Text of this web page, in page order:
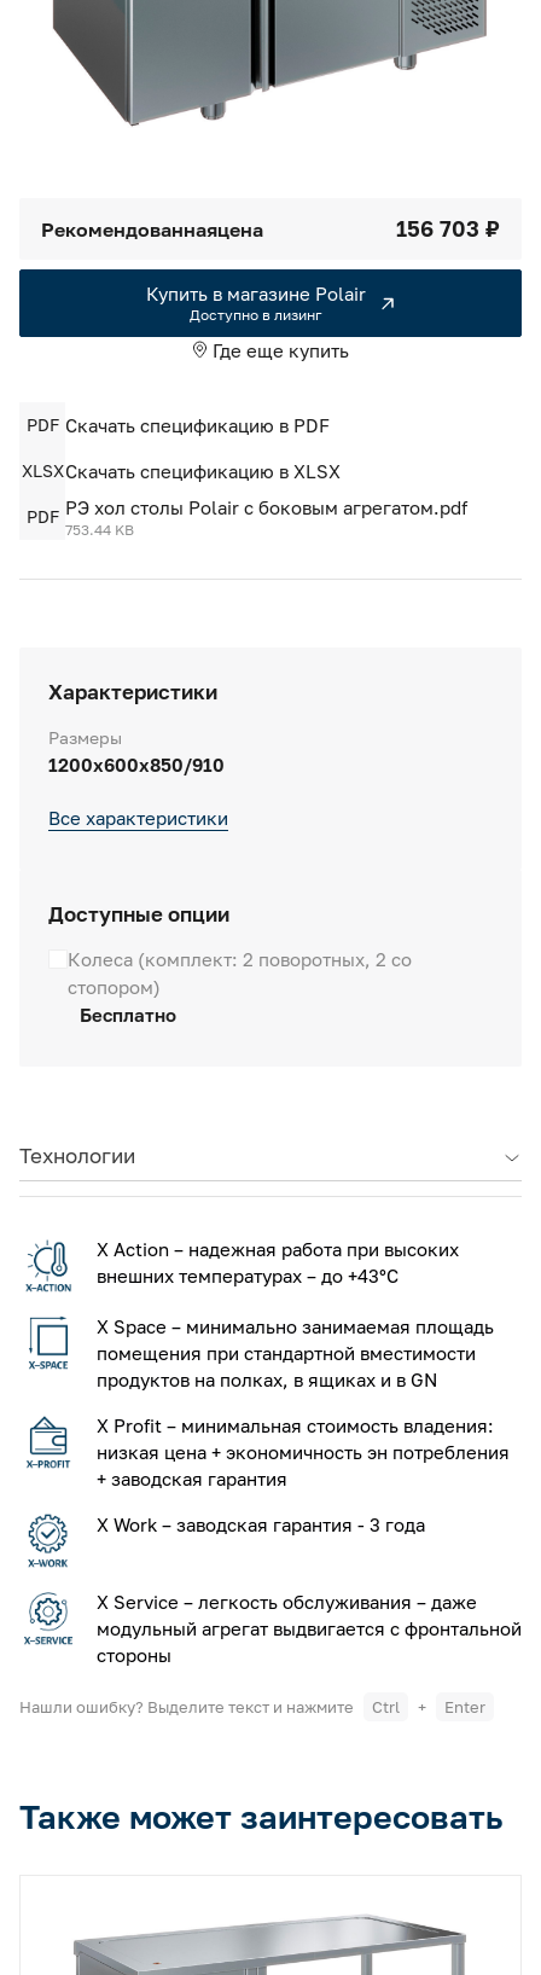
Характеристики
Размеры
1200х600х850/910
Все характеристики
Доступные опции
Колеса (комплект: 2 поворотных, 2 со
стопором)
Бесплатно
Рекомендованнаяцена 156 703 ₽
Купить в магазине Polair
Доступно в лизинг
Где еще купить
PDF Скачать спецификацию в PDF
XLSXСкачать спецификацию в XLSX
PDF РЭ хол столы Polair с боковым агрегатом.pdf
753.44 KB
Технологии
X Action – надежная работа при высоких
внешних температурах – до +43°С
X Space – минимально занимаемая площадь
помещения при стандартной вместимости
продуктов на полках, в ящиках и в GN
X Profit – минимальная стоимость владения:
низкая цена + экономичность эн потребления
+ заводская гарантия
X Work – заводская гарантия - 3 года
X Service – легкость обслуживания – даже
модульный агрегат выдвигается с фронтальной
стороны
Нашли ошибку? Выделите текст и нажмите Ctrl + Enter
Также может заинтересовать
Машины холодильные
Термоконтейнеры FoodLine
Решения для Вашего Dark Store
Smart Serviсe
Единый доступ по QR-коду ко всей информации об изделии